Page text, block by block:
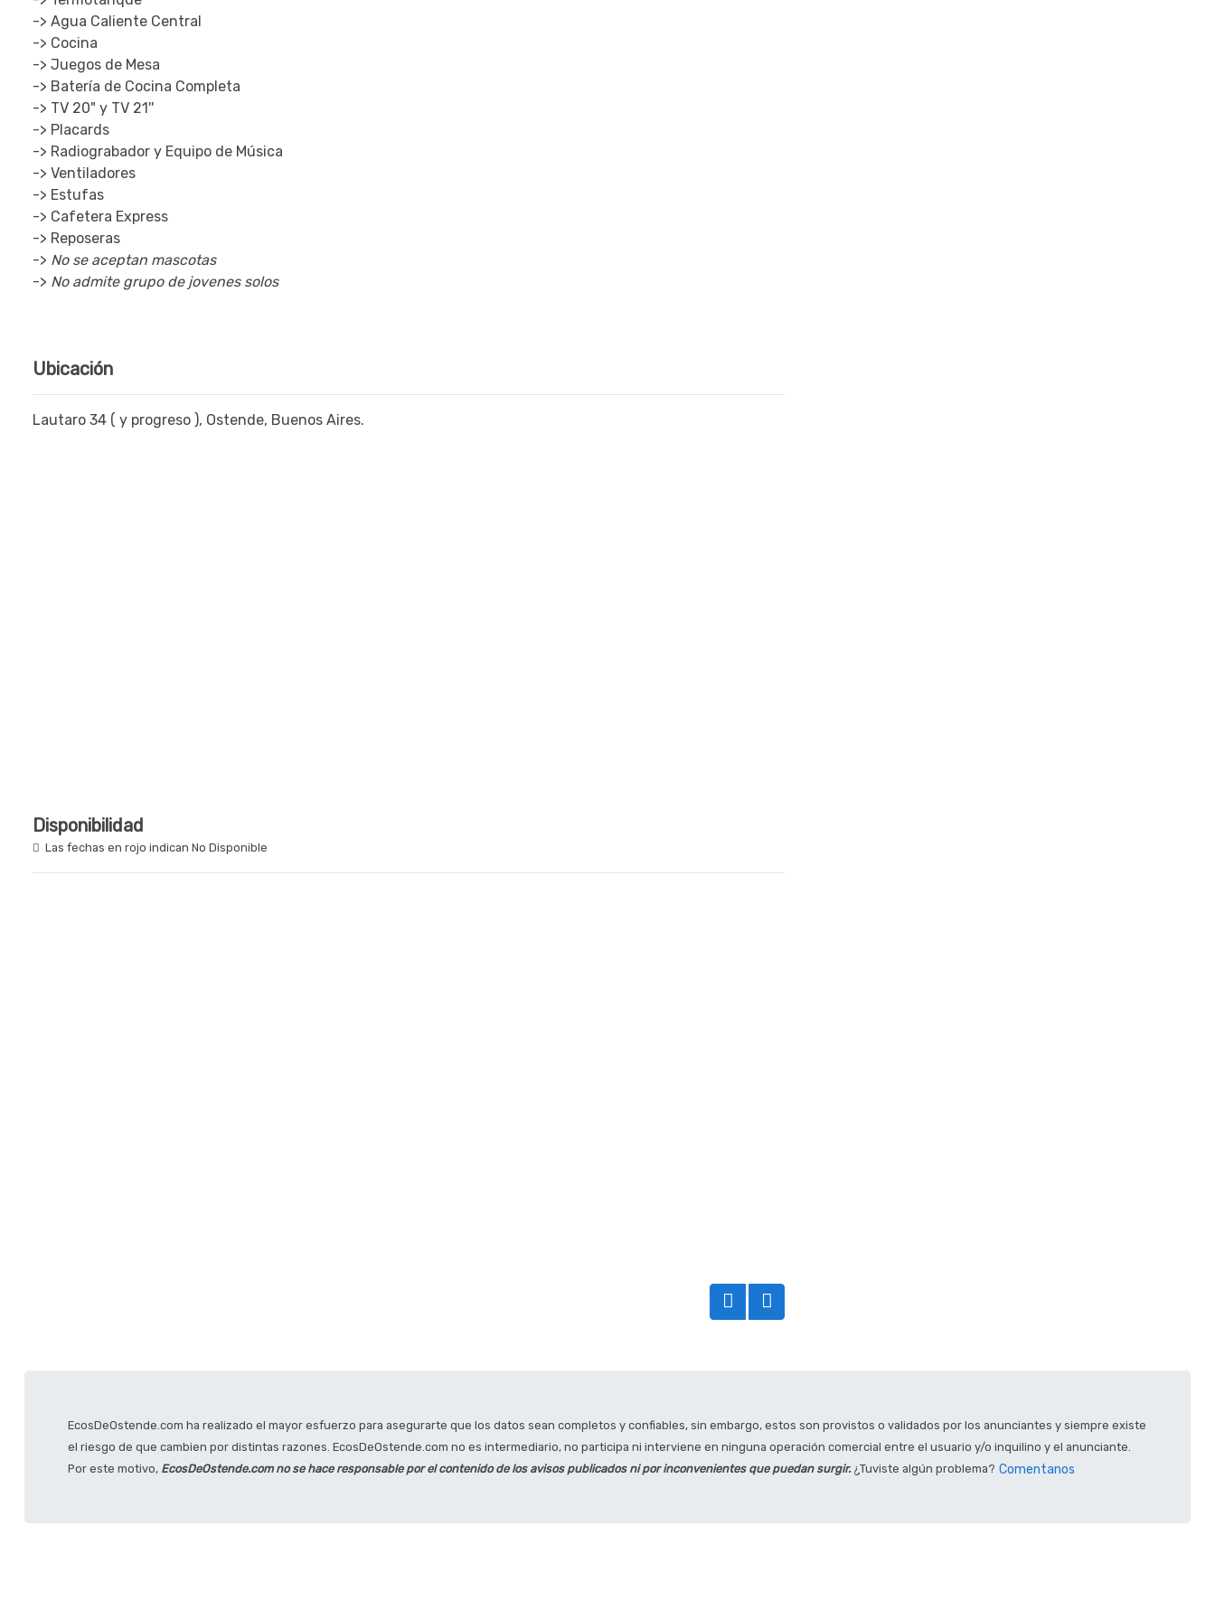
-> Agua Caliente Central
-> Cocina
-> Juegos de Mesa
-> Batería de Cocina Completa
-> TV 20" y TV 21''
-> Placards
-> Radiograbador y Equipo de Música
-> Ventiladores
-> Estufas
-> Cafetera Express
-> Reposeras
-> No se aceptan mascotas
-> No admite grupo de jovenes solos
Ubicación
Lautaro 34 ( y progreso ), Ostende, Buenos Aires.
Disponibilidad
Las fechas en rojo indican No Disponible
EcosDeOstende.com ha realizado el mayor esfuerzo para asegurarte que los datos sean completos y confiables, sin embargo, estos son provistos o validados por los anunciantes y siempre existe
el riesgo de que cambien por distintas razones. EcosDeOstende.com no es intermediario, no participa ni interviene en ninguna operación comercial entre el usuario y/o inquilino y el anunciante.
Por este motivo, EcosDeOstende.com no se hace responsable por el contenido de los avisos publicados ni por inconvenientes que puedan surgir. ¿Tuviste algún problema? Comentanos